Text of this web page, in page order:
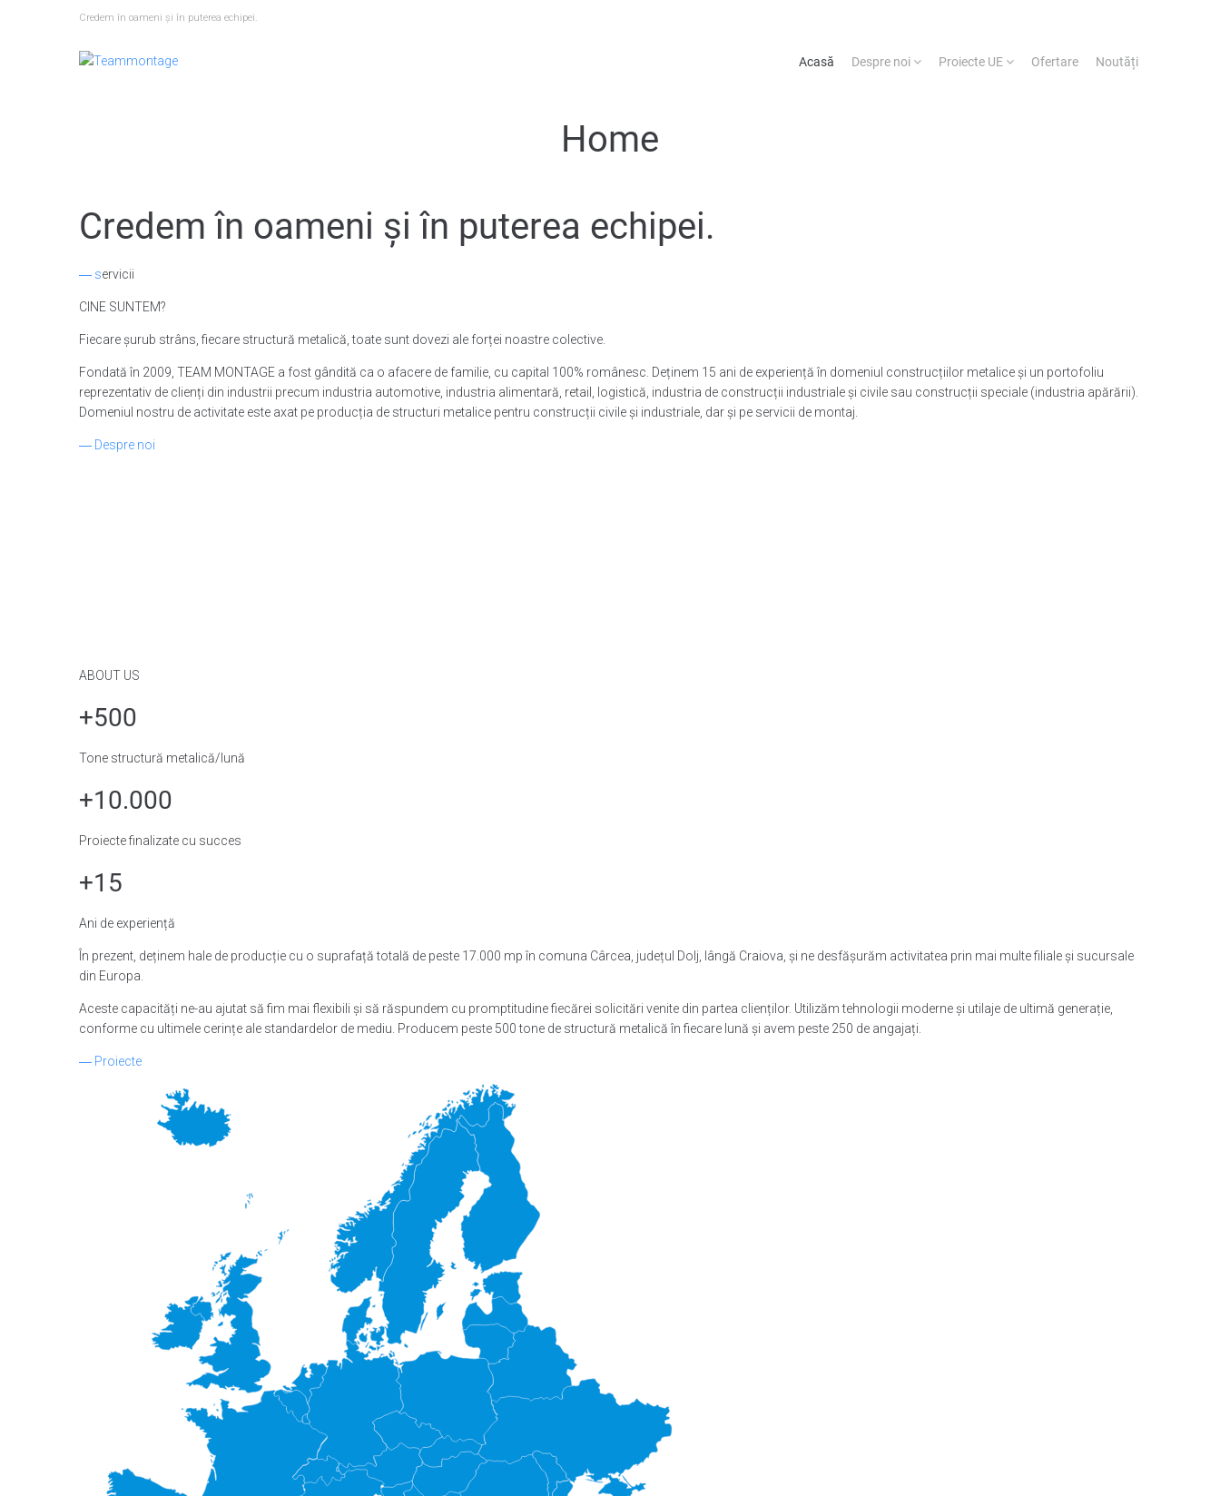
Credem în oameni și în puterea echipei.
Acasă Despre noi Proiecte UE Ofertare Noutăți
Home
Credem în oameni și în puterea echipei.
― servicii
CINE SUNTEM?
Fiecare șurub strâns, fiecare structură metalică, toate sunt dovezi ale forței noastre colective.
Fondată în 2009, TEAM MONTAGE a fost gândită ca o afacere de familie, cu capital 100% românesc. Deținem 15 ani de experiență în domeniul construcțiilor metalice și un portofoliu
reprezentativ de clienți din industrii precum industria automotive, industria alimentară, retail, logistică, industria de construcții industriale și civile sau construcții speciale (industria apărării).
Domeniul nostru de activitate este axat pe producția de structuri metalice pentru construcții civile și industriale, dar și pe servicii de montaj.
― Despre noi
ABOUT US
+500
Tone structură metalică/lună
+10.000
Proiecte finalizate cu succes
+15
Ani de experiență
În prezent, deținem hale de producție cu o suprafață totală de peste 17.000 mp în comuna Cârcea, județul Dolj, lângă Craiova, și ne desfășurăm activitatea prin mai multe filiale și sucursale
din Europa.
Aceste capacități ne-au ajutat să fim mai flexibili și să răspundem cu promptitudine fiecărei solicitări venite din partea clienților. Utilizăm tehnologii moderne și utilaje de ultimă generație,
conforme cu ultimele cerințe ale standardelor de mediu. Producem peste 500 tone de structură metalică în fiecare lună și avem peste 250 de angajați.
― Proiecte